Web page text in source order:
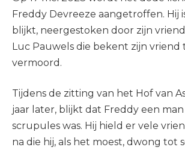
Freddy Devreeze aangetroffen. Hij
blijkt, neergestoken door zijn
Luc Pauwels die bekent zijn vriend
vermoord.
Tijdens de zitting van het Hof van
jaar later, blijkt dat Freddy een
scrupules was. Hij hield er vele
na die hij, als het moest, dwong tot